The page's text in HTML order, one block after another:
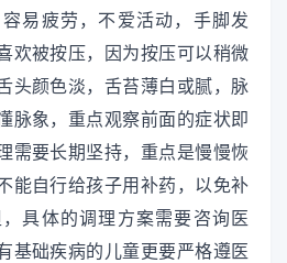
易疲劳，不爱活动，手脚发
欢被按压，因为按压可以稍微
头颜色淡，舌苔薄白或腻，脉
脉象，重点观察前面的症状即
需要长期坚持，重点是慢慢恢
能自行给孩子用补药，以免补
具体的调理方案需要咨询医
基础疾病的儿童更要严格遵医